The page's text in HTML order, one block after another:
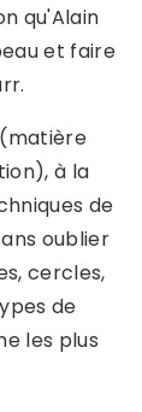
qu'Alain
et faire
à la
de
oublier
cercles,
de
les plus